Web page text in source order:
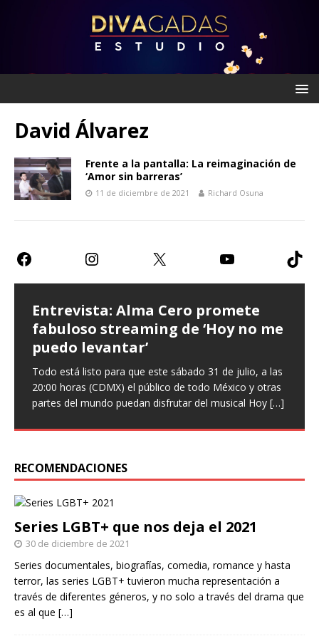
David Álvarez
Frente a la pantalla: La reimaginación de
‘Amor sin barreras’
11 de diciembre de 2021 Richard Osuna
Entrevista: Alma Cero promete
fabuloso streaming de ‘Hoy no me
puedo levantar’
Todo está listo para que este sábado 31 de julio, a las
20:00 horas (CDMX) el público de todo México y otras
partes del mundo puedan disfrutar del musical Hoy […]
Entrevista: Paulina Goto expresa
que ‘Nuestro amor es arte’ en
nuevo sencillo
Entrevista Divagadas por Richard Osuna (IG:
@beepbeeprichiemx)Fotografías: Cortesía Nuestro
amor es arte es el nuevo sencillo de Paulina Goto en la
Teatro CDMX: Prometen risas con
‘Infieles’, una obra llena de
enredos
Este miércoles llega una nueva función de la comedia
teatral Infieles, historia que promete Chapu Garza, uno
de los actores que forman parte de la obra, identificará
RECOMENDACIONES
Series LGBT+ que nos deja el 2021
30 de diciembre de 2021
Series documentales, biografías, comedia, romance y hasta
terror, las series LGBT+ tuvieron mucha representación a
través de diferentes géneros, y no solo a través del drama que
es al que […]